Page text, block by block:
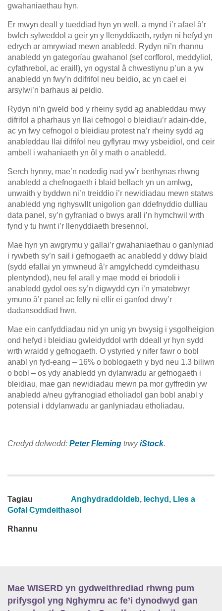
gwahaniaethau hyn.
Er mwyn deall y tueddiad hyn yn well, a mynd i’r afael â’r
bwlch sylweddol a geir yn y llenyddiaeth, rydyn ni hefyd yn
edrych ar amrywiad mewn anabledd. Rydyn ni’n rhannu
anabledd yn gategorïau gwahanol (sef corfforol, meddyliol,
cyfathrebol, ac eraill), yn ogystal â chwestiynu p’un a yw
anabledd yn fwy’n ddifrifol neu beidio, ac yn cael ei
arsylwi’n barhaus ai peidio.
Rydyn ni’n gweld bod y rheiny sydd ag anableddau mwy
difrifol a pharhaus yn llai cefnogol o bleidiau’r adain-dde,
ac yn fwy cefnogol o bleidiau protest na’r rheiny sydd ag
anableddau llai difrifol neu gyflyrau mwy ysbeidiol, ond ceir
ambell i wahaniaeth yn ôl y math o anabledd.
Serch hynny, mae’n nodedig nad yw’r berthynas rhwng
anabledd a chefnogaeth i blaid bellach yn un amlwg,
unwaith y byddwn ni’n treiddio i’r newidiadau mewn statws
anabledd yng nghyswllt unigolion gan ddefnyddio dulliau
data panel, sy’n gyfraniad o bwys arall i’n hymchwil wrth
fynd y tu hwnt i’r llenyddiaeth bresennol.
Mae hyn yn awgrymu y gallai’r gwahaniaethau o ganlyniad
i rywbeth sy’n sail i gefnogaeth ac anabledd y ddwy blaid
(sydd efallai yn ymwneud â’r amgylchedd cymdeithasu
plentyndod), neu fel arall y mae modd ei briodoli i
anabledd gydol oes sy’n digwydd cyn i’n ymatebwyr
ymuno â’r panel ac felly ni ellir ei ganfod drwy’r
dadansoddiad hwn.
Mae ein canfyddiadau nid yn unig yn bwysig i ysgolheigion
ond hefyd i bleidiau gwleidyddol wrth ddeall yr hyn sydd
wrth wraidd y gefnogaeth. O ystyried y nifer fawr o bobl
anabl yn fyd-eang – 16% o boblogaeth y byd neu 1.3 biliwn
o bobl – os ydy anabledd yn dylanwadu ar gefnogaeth i
bleidiau, mae gan newidiadau mewn pa mor gyffredin yw
anabledd a/neu gyfranogiad etholiadol gan bobl anabl y
potensial i ddylanwadu ar ganlyniadau etholiadau.
Credyd delwedd: Peter Fleming trwyiStock.
Tagiau Anghydraddoldeb, Iechyd, Lles a
Gofal Cymdeithasol
Rhannu
Mae WISERD yn gydweithrediad rhwng pum
prifysgol yng Nghymru ac fe’i dynodwyd gan